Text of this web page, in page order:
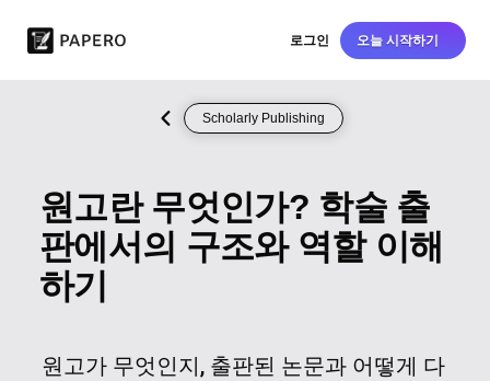
로그인 오늘 시작하기
Scholarly Publishing
원고란 무엇인가? 학술 출
판에서의 구조와 역할 이해
하기
원고가 무엇인지, 출판된 논문과 어떻게 다